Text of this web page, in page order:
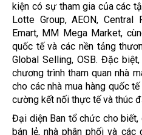
kiện có sự tham gia của các
Lotte Group, AEON, Central
Emart, MM Mega Market,
quốc tế và các nền tảng
Global Selling, OSB. Đặc
chương trình tham quan nhà
cho các nhà mua hàng quốc
cường kết nối thực tế và thúc
Đại diện Ban tổ chức cho biết,
bán lẻ, nhà phân phối và các